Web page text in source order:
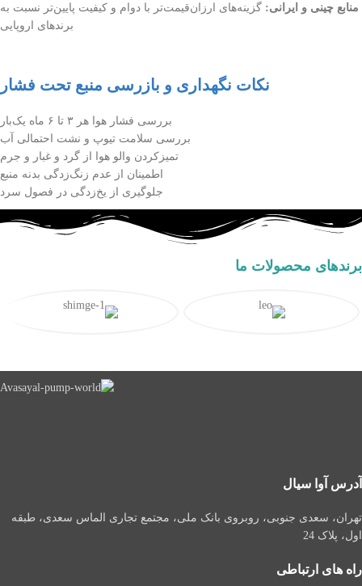
منابع چینی و ایرانی: گزینه‌های ارزان‌قیمت‌تر با دوام و کیفیت پایین‌تر نسبت به
برندهای اروپایی
نکات نگهداری و بازرسی منبع تحت فشار
بررسی فشار هوا هر ۳ تا ۶ ماه یک‌بار
بررسی سلامت تیوپ و نشت احتمالی آب
تمیزکردن والو هوا از گرد و غبار و جرم
اطمینان از عدم زنگ‌زدگی بدنه منبع
جلوگیری از یخ‌زدگی در فصول سرد
برندهای محصولات ما
آدرس آوا سیال
تهران، سعدی جنوبی، روبروی بانک ملی، مجتمع تجاری الماس سعدی، طبقه
اول، پلاک 24
راه های ارتباطی